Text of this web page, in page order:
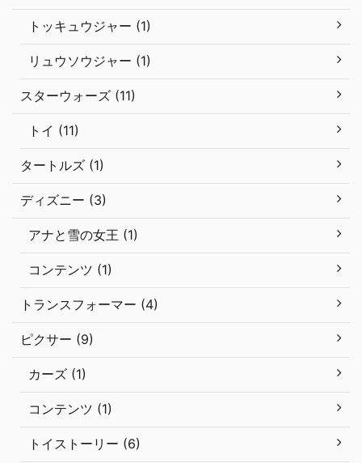
トッキュウジャー (1)
リュウソウジャー (1)
スターウォーズ (11)
トイ (11)
タートルズ (1)
ディズニー (3)
アナと雪の女王 (1)
コンテンツ (1)
トランスフォーマー (4)
ピクサー (9)
カーズ (1)
コンテンツ (1)
トイストーリー (6)